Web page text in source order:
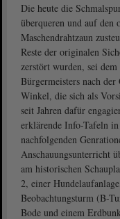
Die heute die
überqueren und auf den
Maschendrahtzaun
Reste der originalen
zerstört wurden, sei dem
Bürgermeisters nach
Winkel, die sich als
seit Jahren dafür
erklärende Info-Tafeln
nachfolgenden
Anschauungsunterricht
am historischen
2, einer
Beobachtungsturm (B-
Bode und einem